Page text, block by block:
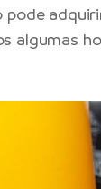
pode
algumas